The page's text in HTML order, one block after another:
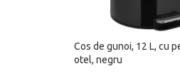
Cos de gunoi, 12 L, cu
otel, negru